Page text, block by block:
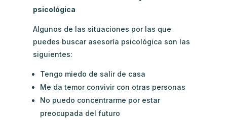
psicológica
Algunos de las situaciones por las que
puedes buscar asesoría psicológica son las
siguientes:
Tengo miedo de salir de casa
Me da temor convivir con otras personas
No puedo concentrarme por estar
preocupada del futuro